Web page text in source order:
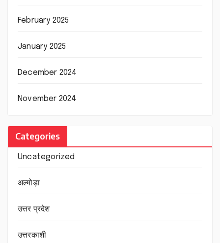
February 2025
January 2025
December 2024
November 2024
Categories
Uncategorized
अल्मोड़ा
उत्तर प्रदेश
उत्तरकाशी